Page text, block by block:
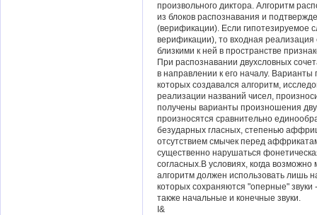
произвольного диктора. Алгоритм
из блоков распознавания и
(верификации). Если гипотезируемое
верификации), то входная реализация
близкими к ней в пространстве
При распознавании двухсловных
в направлении к его началу.
которых создавался алгоритм,
реализации названий чисел,
получены варианты произношения
произносятся сравнительно
безударных гласных, степенью
отсутствием смычек перед
существенно нарушаться
согласных.В условиях, когда
алгоритм должен использовать лишь
которых сохраняются "оперные"
также начальные и конечные звуки.
I&